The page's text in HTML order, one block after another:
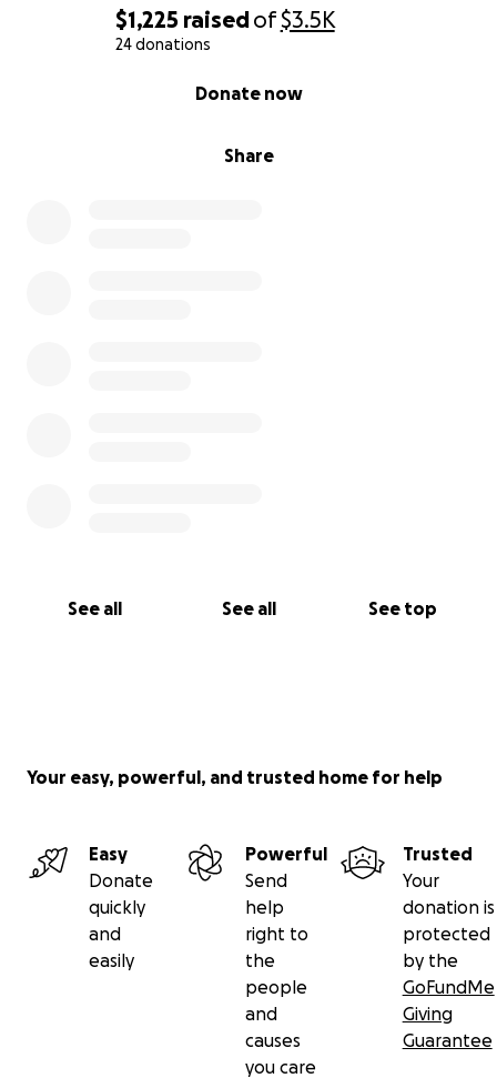
$1,225 raisedof$3.5K
24 donations
Share
Donate now
See all See all See top
Your easy, powerful, and trusted home for help
Easy
Donate
quickly
and
easily
Powerful
Send
help
right to
the
people
and
causes
you care
Trusted
Your
donation is
protected
by the
GoFundMe
Giving
Guarantee